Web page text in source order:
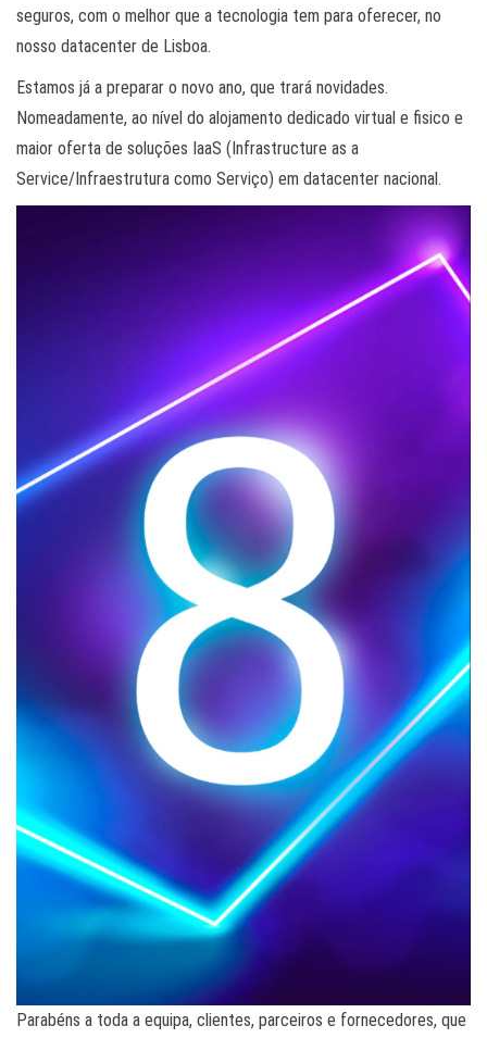
seguros, com o melhor que a tecnologia tem para oferecer, no
nosso datacenter de Lisboa.
Estamos já a preparar o novo ano, que trará novidades.
Nomeadamente, ao nível do alojamento dedicado virtual e fisico e
maior oferta de soluções IaaS (Infrastructure as a
Service/Infraestrutura como Serviço) em datacenter nacional.
Parabéns a toda a equipa, clientes, parceiros e fornecedores, que